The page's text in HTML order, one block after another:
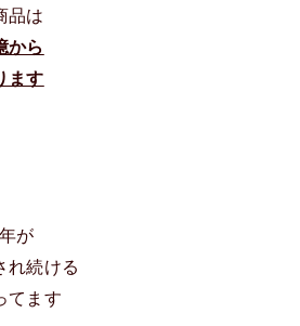
品は
から
ます
が
れ続ける
てます